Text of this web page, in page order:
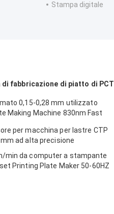
Stampa digitale
di fabbricazione di piatto di PCT
0,15-0,28 mm utilizzato
Making Machine 830nm Fast
per macchina per lastre CTP
ad alta precisione
min da computer a stampante
Printing Plate Maker 50-60HZ